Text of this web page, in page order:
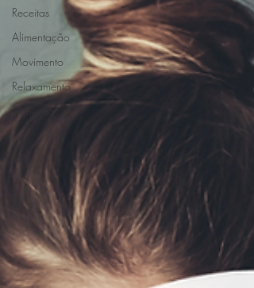
Receitas
Alimentação
Movimento
Relaxamento
Conexão